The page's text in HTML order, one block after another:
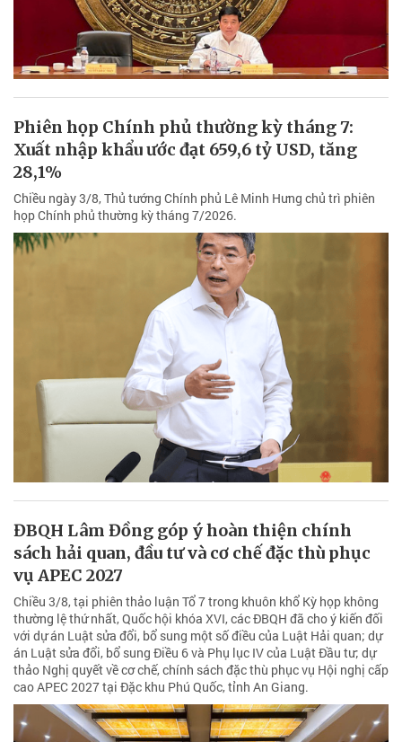
Phiên họp Chính phủ thường kỳ tháng 7:
Xuất nhập khẩu ước đạt 659,6 tỷ USD, tăng
28,1%
Chiều ngày 3/8, Thủ tướng Chính phủ Lê Minh Hưng chủ trì phiên
họp Chính phủ thường kỳ tháng 7/2026.
ĐBQH Lâm Đồng góp ý hoàn thiện chính
sách hải quan, đầu tư và cơ chế đặc thù phục
vụ APEC 2027
Chiều 3/8, tại phiên thảo luận Tổ 7 trong khuôn khổ Kỳ họp không
thường lệ thứ nhất, Quốc hội khóa XVI, các ĐBQH đã cho ý kiến đối
với dự án Luật sửa đổi, bổ sung một số điều của Luật Hải quan; dự
án Luật sửa đổi, bổ sung Điều 6 và Phụ lục IV của Luật Đầu tư; dự
thảo Nghị quyết về cơ chế, chính sách đặc thù phục vụ Hội nghị cấp
cao APEC 2027 tại Đặc khu Phú Quốc, tỉnh An Giang.